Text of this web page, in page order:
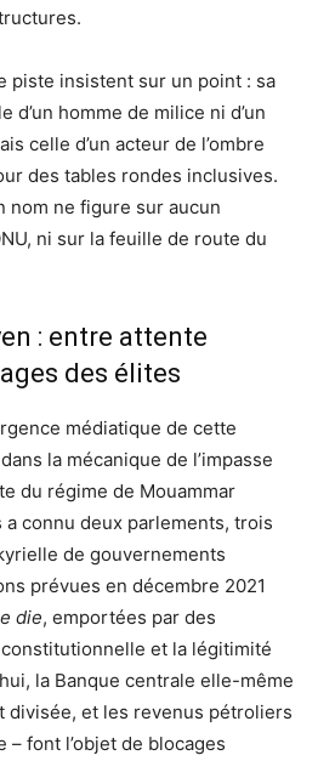
piste insistent sur un point : sa
d’un homme de milice ni d’un
celle d’un acteur de l’ombre
des tables rondes inclusives.
nom ne figure sur aucun
ni sur la feuille de route du
: entre attente
des élites
médiatique de cette
la mécanique de l’impasse
du régime de Mouammar
a connu deux parlements, trois
de gouvernements
prévues en décembre 2021
die, emportées par des
et la légitimité
la Banque centrale elle-même
divisée, et les revenus pétroliers
font l’objet de blocages